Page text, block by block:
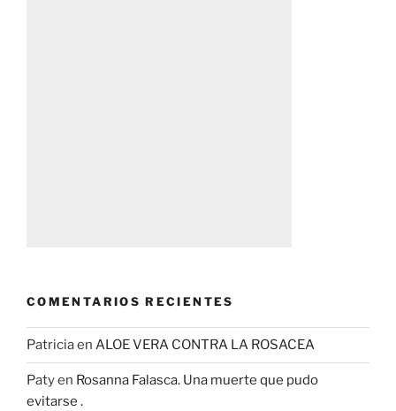
COMENTARIOS RECIENTES
Patriciaen ALOE VERA CONTRA LA ROSACEA
Patyen Rosanna Falasca. Una muerte que pudo
evitarse .